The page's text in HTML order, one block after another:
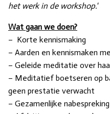
het werk in de workshop.‘
Wat gaan we doen?
– Korte kennismaking
– Aarden en kennismaken
– Geleide meditatie over
– Meditatief boetseren op
geen prestatie verwacht
– Gezamenlijke